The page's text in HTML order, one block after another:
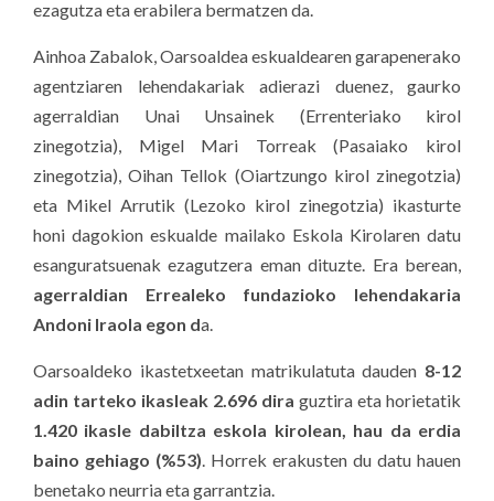
ezagutza eta erabilera bermatzen da.
Ainhoa Zabalok, Oarsoaldea eskualdearen garapenerako
agentziaren lehendakariak adierazi duenez, gaurko
agerraldian Unai Unsainek (Errenteriako kirol
zinegotzia), Migel Mari Torreak (Pasaiako kirol
zinegotzia), Oihan Tellok (Oiartzungo kirol zinegotzia)
eta Mikel Arrutik (Lezoko kirol zinegotzia) ikasturte
honi dagokion eskualde mailako Eskola Kirolaren datu
esanguratsuenak ezagutzera eman dituzte. Era berean,
agerraldian Errealeko fundazioko lehendakaria
Andoni Iraola egon da.
Oarsoaldeko ikastetxeetan matrikulatuta dauden 8-12
adin tarteko ikasleak 2.696 dira guztira eta horietatik
1.420 ikasle dabiltza eskola kirolean, hau da erdia
baino gehiago (%53). Horrek erakusten du datu hauen
benetako neurria eta garrantzia.